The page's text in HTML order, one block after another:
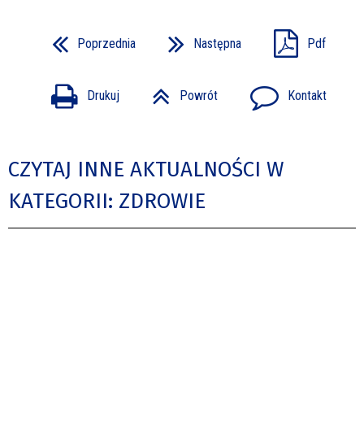
Poprzednia Następna Pdf
Drukuj Powrót Kontakt
CZYTAJ INNE AKTUALNOŚCI W
KATEGORII: ZDROWIE